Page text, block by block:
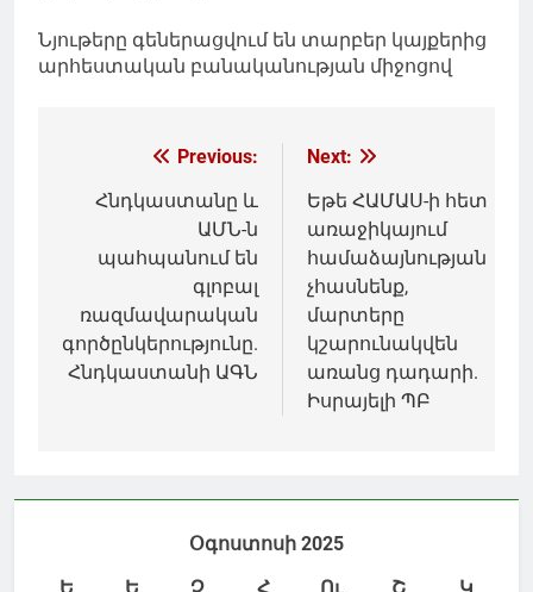
Նյութերը գեներացվում են տարբեր կայքերից
արհեստական բանականության միջոցով
Գրառումների
նավարկումը
Previous:
Հնդկաստանը և
ԱՄՆ-ն
պահպանում են
գլոբալ
ռազմավարական
գործընկերությունը.
Հնդկաստանի ԱԳՆ
Next:
Եթե ՀԱՄԱՍ-ի հետ
առաջիկայում
համաձայնության
չհասնենք,
մարտերը
կշարունակվեն
առանց դադարի.
Իսրայելի ՊԲ
Օգոստոսի 2025